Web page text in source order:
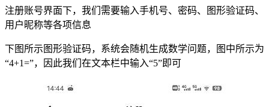
注册账号界面下，我们需要输入手机号、密码、图形验证码、
用户昵称等各项信息
下图所示图形验证码，系统会随机生成数学问题，图中所示为
“4+1=”，因此我们在文本栏中输入“5”即可